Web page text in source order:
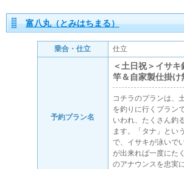
富八丸（とみはちまる）
乗合・仕立 仕立
予約プラン名
＜土日祝＞イサ
竿＆自家製仕掛け
コチラのプランは、
を釣りに行くプラン
いわれ、たくさん釣
ます。「タナ」とい
で、イサキが泳いで
が出来れば一度にた
のアナウンスを忠実